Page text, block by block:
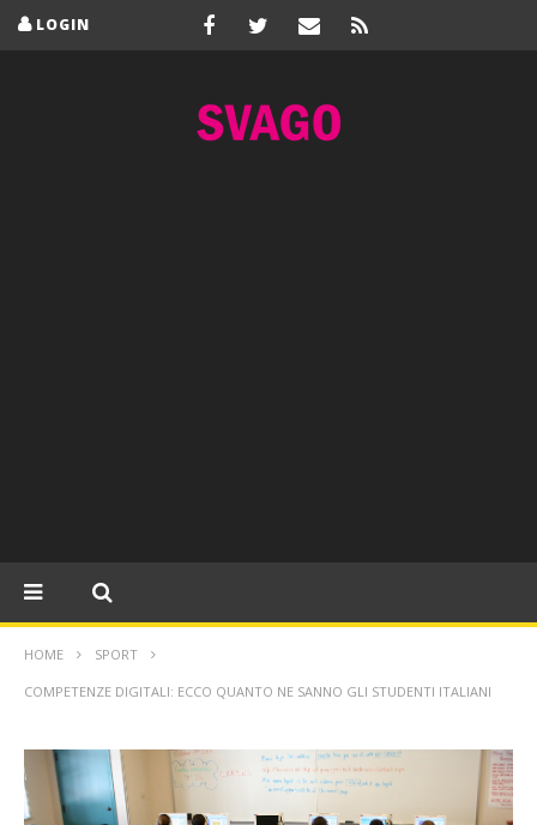
LOGIN
HOME SPORT
COMPETENZE DIGITALI: ECCO QUANTO NE SANNO GLI STUDENTI ITALIANI